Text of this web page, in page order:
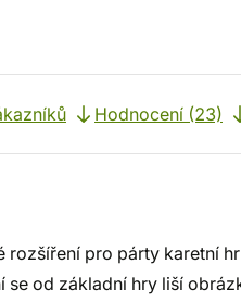
Hodnocení (23)
rozšíření pro párty karetní
od základní hry liší